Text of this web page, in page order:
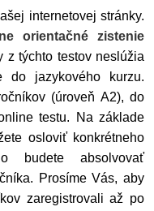
internetovej stránky.
orientačné zistenie
z týchto testov neslúžia
do jazykového kurzu.
(úroveň A2), do
testu. Na základe
osloviť konkrétneho
budete absolvovať
Prosíme Vás, aby
zaregistrovali až po